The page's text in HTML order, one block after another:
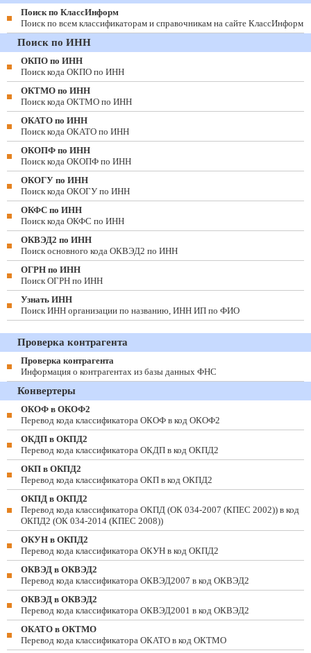
Поиск по КлассИнформ
Поиск по всем классификаторам и справочникам на сайте КлассИнформ
Поиск по ИНН
ОКПО по ИНН
Поиск кода ОКПО по ИНН
ОКТМО по ИНН
Поиск кода ОКТМО по ИНН
ОКАТО по ИНН
Поиск кода ОКАТО по ИНН
ОКОПФ по ИНН
Поиск кода ОКОПФ по ИНН
ОКОГУ по ИНН
Поиск кода ОКОГУ по ИНН
ОКФС по ИНН
Поиск кода ОКФС по ИНН
ОКВЭД2 по ИНН
Поиск основного кода ОКВЭД2 по ИНН
ОГРН по ИНН
Поиск ОГРН по ИНН
Узнать ИНН
Поиск ИНН организации по названию, ИНН ИП по ФИО
Проверка контрагента
Проверка контрагента
Информация о контрагентах из базы данных ФНС
Конвертеры
ОКОФ в ОКОФ2
Перевод кода классификатора ОКОФ в код ОКОФ2
ОКДП в ОКПД2
Перевод кода классификатора ОКДП в код ОКПД2
ОКП в ОКПД2
Перевод кода классификатора ОКП в код ОКПД2
ОКПД в ОКПД2
Перевод кода классификатора ОКПД (ОК 034-2007 (КПЕС 2002)) в код
ОКПД2 (ОК 034-2014 (КПЕС 2008))
ОКУН в ОКПД2
Перевод кода классификатора ОКУН в код ОКПД2
ОКВЭД в ОКВЭД2
Перевод кода классификатора ОКВЭД2007 в код ОКВЭД2
ОКВЭД в ОКВЭД2
Перевод кода классификатора ОКВЭД2001 в код ОКВЭД2
ОКАТО в ОКТМО
Перевод кода классификатора ОКАТО в код ОКТМО